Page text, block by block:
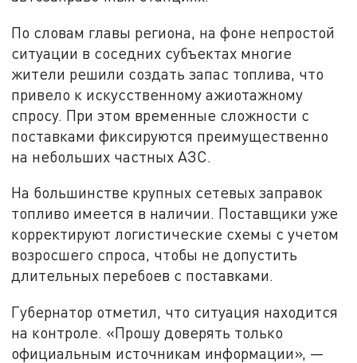
По словам главы региона, на фоне непростой
ситуации в соседних субъектах многие
жители решили создать запас топлива, что
привело к искусственному ажиотажному
спросу. При этом временные сложности с
поставками фиксируются преимущественно
на небольших частных АЗС.
На большинстве крупных сетевых заправок
топливо имеется в наличии. Поставщики уже
корректируют логистические схемы с учетом
возросшего спроса, чтобы не допустить
длительных перебоев с поставками.
Губернатор отметил, что ситуация находится
на контроле. «Прошу доверять только
официальным источникам информации», —